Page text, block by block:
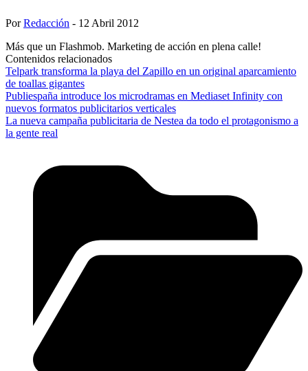
PorRedacción - 12 Abril 2012
Más que un Flashmob. Marketing de acción en plena calle!
Contenidos relacionados
Telpark transforma la playa del Zapillo en un original aparcamiento
de toallas gigantes
Publiespaña introduce los microdramas en Mediaset Infinity con
nuevos formatos publicitarios verticales
La nueva campaña publicitaria de Nestea da todo el protagonismo a
la gente real